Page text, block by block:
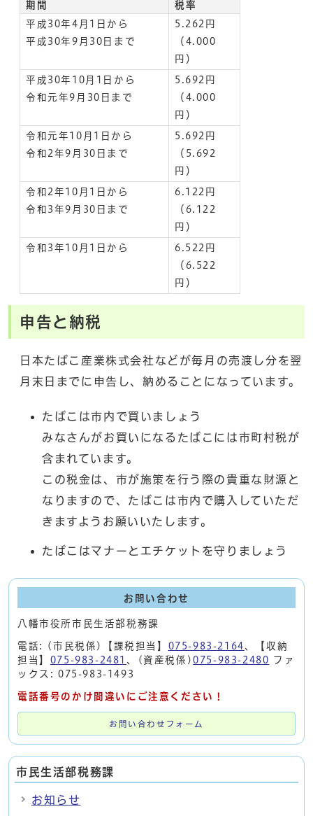
期間
税率
平成30年4月1日から
平成30年9月30日まで
5.262円
（4.000
円）
平成30年10月1日から
令和元年9月30日まで
5.692円
（4.000
円）
令和元年10月1日から
令和2年9月30日まで
5.692円
（5.692
円）
令和2年10月1日から
令和3年9月30日まで
6.122円
（6.122
円）
令和3年10月1日から
6.522円
（6.522
円）
申告と納税
日本たばこ産業株式会社などが毎月の売渡し分を翌
月末日までに申告し、納めることになっています。
たばこは市内で買いましょう
みなさんがお買いになるたばこには市町村税が
含まれています。
この税金は、市が施策を行う際の貴重な財源と
なりますので、たばこは市内で購入していただ
きますようお願いいたします。
たばこはマナーとエチケットを守りましょう
お問い合わせ
八幡市役所市民生活部税務課
電話: (市民税係)【課税担当】 075-983-2164 、【収納
担当】 075-983-2481 、(資産税係)075-983-2480 ファ
ックス: 075-983-1493
電話番号のかけ間違いにご注意ください！
お問い合わせフォーム
市民生活部税務課
お知らせ